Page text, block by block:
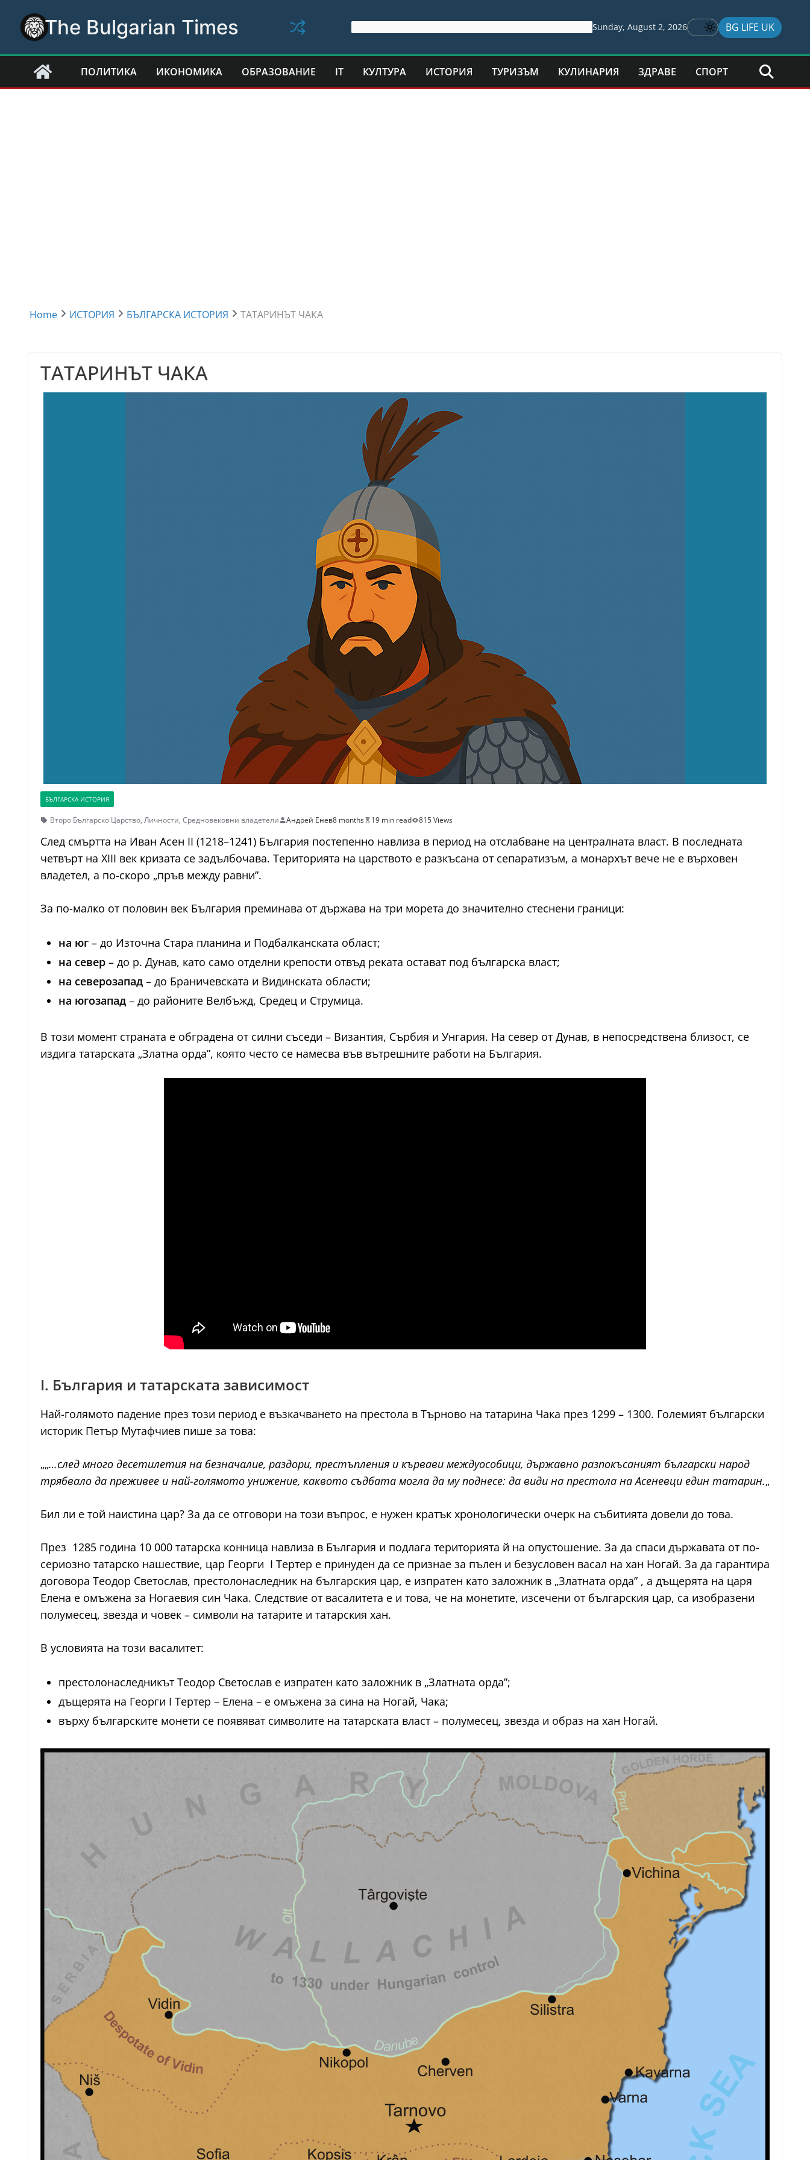
content
The Bulgarian Times Sunday, August 2, 2026 BG LIFE UK
ПОЛИТИКА ИКОНОМИКА ОБРАЗОВАНИЕ IT КУЛТУРА ИСТОРИЯ ТУРИЗЪМ КУЛИНАРИЯ ЗДРАВЕ СПОРТ
Home ИСТОРИЯ БЪЛГАРСКА ИСТОРИЯ ТАТАРИНЪТ ЧАКА
ТАТАРИНЪТ ЧАКА
БЪЛГАРСКА ИСТОРИЯ
Второ Българско Царство, Личности, Средновековни владетели Андрей Енев8 months 19 min read 815 Views
След смъртта на Иван Асен II (1218–1241) България постепенно навлиза в период на отслабване на централната власт. В последната
четвърт на XIII век кризата се задълбочава. Територията на царството е разкъсана от сепаратизъм, а монархът вече не е върховен
владетел, а по-скоро „пръв между равни”.
За по-малко от половин век България преминава от държава на три морета до значително стеснени граници:
на юг – до Източна Стара планина и Подбалканската област;
на север – до р. Дунав, като само отделни крепости отвъд реката остават под българска власт;
на северозапад – до Браничевската и Видинската области;
на югозапад – до районите Велбъжд, Средец и Струмица.
В този момент страната е обградена от силни съседи – Византия, Сърбия и Унгария. На север от Дунав, в непосредствена близост, се
издига татарската „Златна орда”, която често се намесва във вътрешните работи на България.
I. България и татарската зависимост
Най-голямото падение през този период е възкачването на престола в Търново на татарина Чака през 1299 – 1300. Големият български
историк Петър Мутафчиев пише за това:
„„…след много десетилетия на безначалие, раздори, престъпления и кървави междуособици, държавно разпокъсаният български народ
трябвало да преживее и най-голямото унижение, каквото съдбата могла да му поднесе: да види на престола на Асеневци един татарин.„
Бил ли е той наистина цар? За да се отговори на този въпрос, е нужен кратък хронологически очерк на събитията довели до това.
През 1285 година 10 000 татарска конница навлиза в България и подлага територията й на опустошение. За да спаси държавата от по-
сериозно татарско нашествие, цар Георги I Тертер е принуден да се признае за пълен и безусловен васал на хан Ногай. За да гарантира
договора Теодор Светослав, престолонаследник на българския цар, е изпратен като заложник в „Златната орда” , а дъщерята на царя
Елена е омъжена за Ногаевия син Чака. Следствие от васалитета е и това, че на монетите, изсечени от българския цар, са изобразени
полумесец, звезда и човек – символи на татарите и татарския хан.
В условията на този васалитет:
престолонаследникът Теодор Светослав е изпратен като заложник в „Златната орда”;
дъщерята на Георги I Тертер – Елена – е омъжена за сина на Ногай, Чака;
върху българските монети се появяват символите на татарската власт – полумесец, звезда и образ на хан Ногай.